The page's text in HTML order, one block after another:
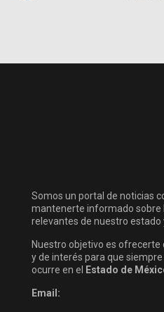
Somos un portal de noticias
mantenerte informado sobre
relevantes de nuestro estado
Nuestro objetivo es
y de interés para que
ocurre en el
Estado de
Email: